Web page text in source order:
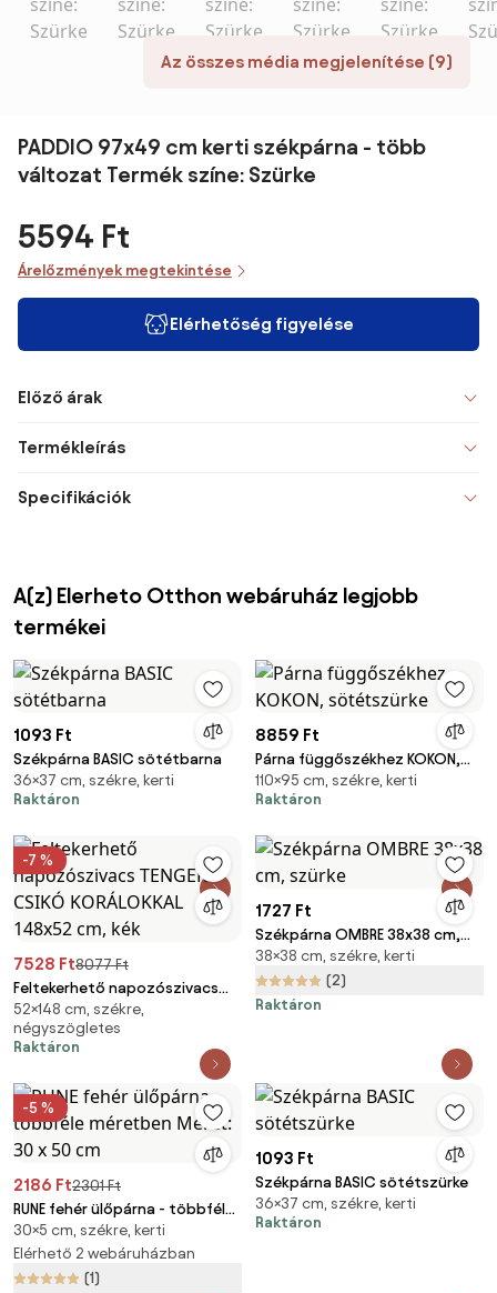
Az összes média megjelenítése (9)
PADDIO 97x49 cm kerti székpárna - több
változat Termék színe: Szürke
5594 Ft
Árelőzmények megtekintése
Elérhetőség figyelése
Előző árak
Termékleírás
Specifikációk
A(z) Elerheto Otthon webáruház legjobb
termékei
1093 Ft
Székpárna BASIC sötétbarna
36×37 cm, székre, kerti
Raktáron
8859 Ft
Párna függőszékhez KOKON,
sötétszürke
110×95 cm, székre, kerti
Raktáron
-7 %
7528 Ft8077 Ft
Feltekerhető napozószivacs
TENGERI CSIKÓ KORÁLOKKAL
148x52 cm, kék
52×148 cm, székre,
négyszögletes
Raktáron
1727 Ft
Székpárna OMBRE 38x38 cm,
szürke
38×38 cm, székre, kerti
(2)
Raktáron
-5 %
2186 Ft2301 Ft
RUNE fehér ülőpárna - többféle
méretben Méret: 30 x 50 cm
30×5 cm, székre, kerti
Elérhető 2 webáruházban
(1)
1093 Ft
Székpárna BASIC sötétszürke
36×37 cm, székre, kerti
Raktáron